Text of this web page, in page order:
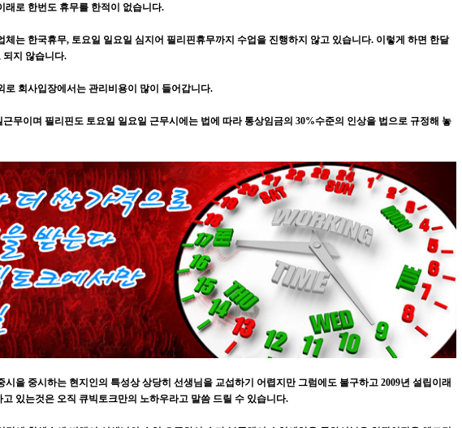
래로 한번도 휴무를 한적이 없습니다.
체는 한국휴무, 토요일 일요일 심지어 필리핀휴무까지 수업을 진행하지 않고 있습니다. 이렇게 하면 한달
되지 않습니다.
로 회사입장에서는 관리비용이 많이 들어갑니다.
무이며 필리핀도 토요일 일요일 근무시에는 법에 따라 통상임금의 30%수준의 인상을 법으로 규정해 놓
시을 중시하는 현지인의 특성상 상당히 선생님을 교섭하기 어렵지만 그럼에도 불구하고 2009년 설립이래
있는것은 오직 큐빅토크만의 노하우라고 말씀 드릴 수 있습니다.